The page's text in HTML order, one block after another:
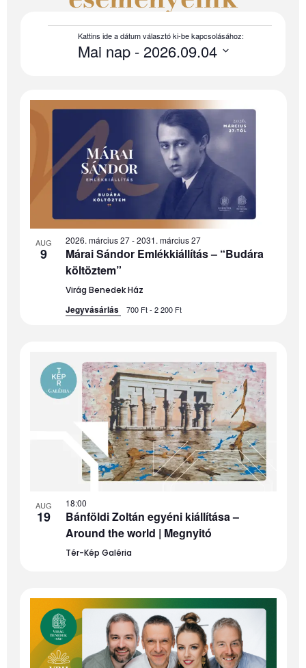
Mai nap - 2026.09.04
List
events
Photo
View
AUG
9
Márai Sándor Emlékkiállítás – “Budára
költöztem”
Virág Benedek Ház
2026. március 27-2031. március 27
Jegyvásárlás 700 Ft - 2 200 Ft
AUG
19
Bánföldi Zoltán egyéni kiállítása –
Around the world | Megnyitó
Tér-Kép Galéria
18:00